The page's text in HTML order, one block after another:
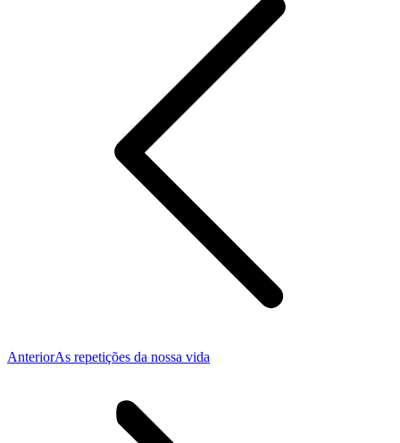
AnteriorPublicação
As repetições da nossa vida